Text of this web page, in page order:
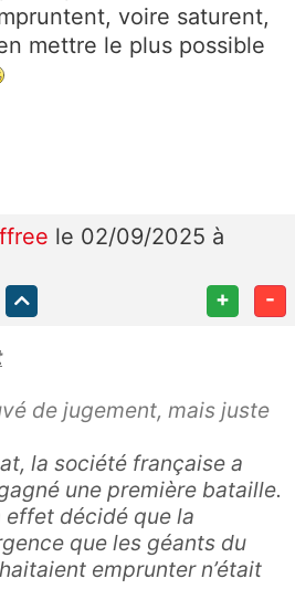
voire saturent,
mettre le plus possible
le 02/09/2025 à
+ -
de jugement, mais juste
la société française a
une première bataille.
effet décidé que la
que les géants du
emprunter n’était